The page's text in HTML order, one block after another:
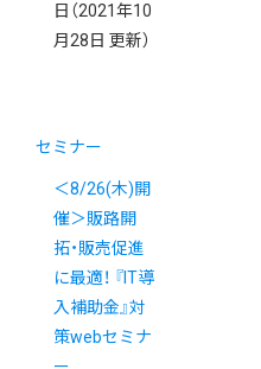
日 （2021年10
月28日 更新）
セミナー
＜8/26(木)開
催＞販路開
拓・販売促進
に最適！ 『IT導
入補助金』対
策webセミナ